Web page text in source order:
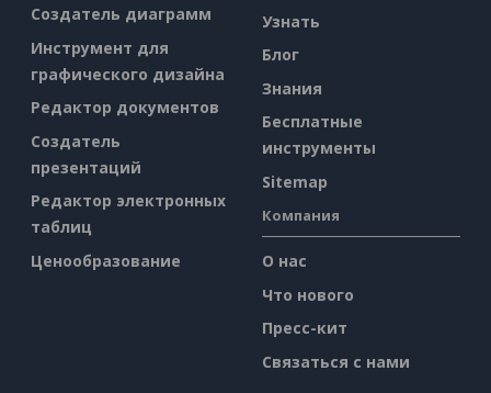
Создатель диаграмм
Инструмент для
графического дизайна
Редактор документов
Создатель
презентаций
Редактор электронных
таблиц
Ценообразование
Узнать
Блог
Знания
Бесплатные
инструменты
Sitemap
Компания
О нас
Что нового
Пресс-кит
Связаться с нами